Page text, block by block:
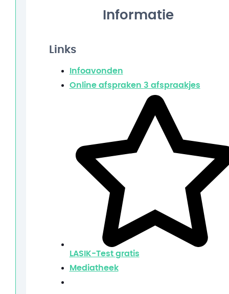
Informatie
Links
Infoavonden
Online afspraken 3 afspraakjes
LASIK-Test gratis
Mediatheek